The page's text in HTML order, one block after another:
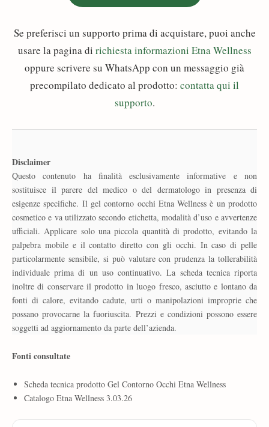
Se preferisci un supporto prima di acquistare, puoi anche
usare la pagina di richiesta informazioni Etna Wellness
oppure scrivere su WhatsApp con un messaggio già
precompilato dedicato al prodotto: contatta qui il
supporto.
Disclaimer
Questo contenuto ha finalità esclusivamente informative e non
sostituisce il parere del medico o del dermatologo in presenza di
esigenze specifiche. Il gel contorno occhi Etna Wellness è un prodotto
cosmetico e va utilizzato secondo etichetta, modalità d’uso e avvertenze
ufficiali. Applicare solo una piccola quantità di prodotto, evitando la
palpebra mobile e il contatto diretto con gli occhi. In caso di pelle
particolarmente sensibile, si può valutare con prudenza la tollerabilità
individuale prima di un uso continuativo. La scheda tecnica riporta
inoltre di conservare il prodotto in luogo fresco, asciutto e lontano da
fonti di calore, evitando cadute, urti o manipolazioni improprie che
possano provocarne la fuoriuscita. Prezzi e condizioni possono essere
soggetti ad aggiornamento da parte dell’azienda.
Fonti consultate
Scheda tecnica prodotto Gel Contorno Occhi Etna Wellness
Catalogo Etna Wellness 3.03.26